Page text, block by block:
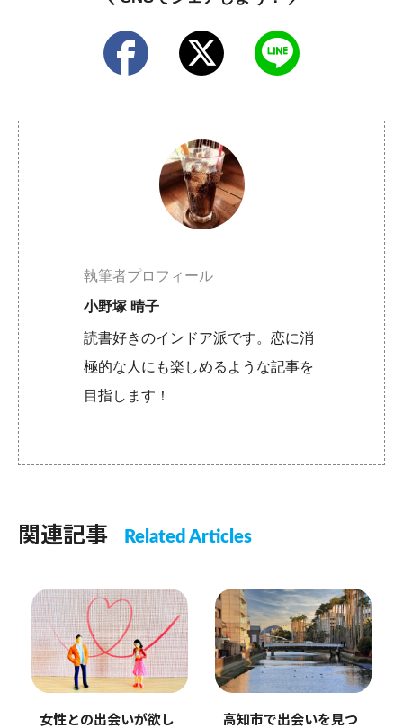
執筆者プロフィール
小野塚 晴子
読書好きのインドア派です。恋に消
極的な人にも楽しめるような記事を
目指します！
関連記事 Related Articles
女性との出会いが欲し
高知市で出会いを見つ